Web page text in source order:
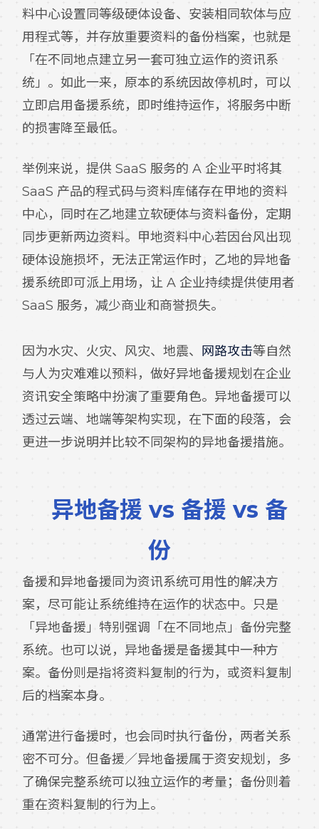
料中心设置同等级硬体设备、安装相同软体与应
用程式等，并存放重要资料的备份档案，也就是
「在不同地点建立另一套可独立运作的资讯系
统」。如此一来，原本的系统因故停机时，可以
立即启用备援系统，即时维持运作，将服务中断
的损害降至最低。
举例来说，提供 SaaS 服务的 A 企业平时将其
SaaS 产品的程式码与资料库储存在甲地的资料
中心，同时在乙地建立软硬体与资料备份，定期
同步更新两边资料。甲地资料中心若因台风出现
硬体设施损坏，无法正常运作时，乙地的异地备
援系统即可派上用场，让 A 企业持续提供使用者
SaaS 服务，减少商业和商誉损失。
因为水灾、火灾、风灾、地震、 网路攻击等自然
与人为灾难难以预料，做好异地备援规划在企业
资讯安全策略中扮演了重要角色。异地备援可以
透过云端、地端等架构实现，在下面的段落，会
更进一步说明并比较不同架构的异地备援措施。
异地备援 vs 备援 vs 备
份
备援和异地备援同为资讯系统可用性的解决方
案，尽可能让系统维持在运作的状态中。只是
「异地备援」特别强调「在不同地点」备份完整
系统。也可以说，异地备援是备援其中一种方
案。备份则是指将资料复制的行为，或资料复制
后的档案本身。
通常进行备援时，也会同时执行备份，两者关系
密不可分。但备援／异地备援属于资安规划，多
了确保完整系统可以独立运作的考量；备份则着
重在资料复制的行为上。